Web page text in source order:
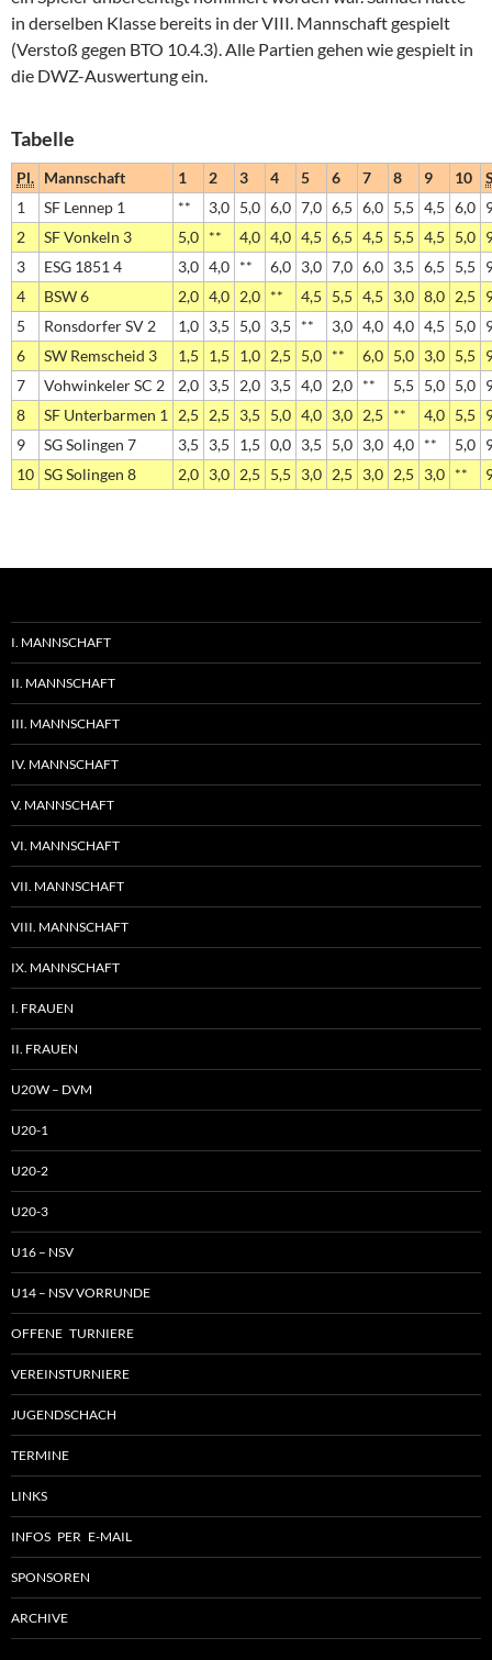
in derselben Klasse bereits in der VIII. Mannschaft gespielt
(Verstoß gegen BTO 10.4.3). Alle Partien gehen wie gespielt in
die DWZ-Auswertung ein.
Tabelle
Pl. Mannschaft 1 2 3 4 5 6 7 8 9 10
1
SF Lennep 1 ** 3,0 5,0 6,0 7,0 6,5 6,0 5,5 4,5 6,0
2
SF Vonkeln 3 5,0 ** 4,0 4,0 4,5 6,5 4,5 5,5 4,5 5,0
3
ESG 1851 4 3,0 4,0 ** 6,0 3,0 7,0 6,0 3,5 6,5 5,5
4
BSW 6 2,0 4,0 2,0 ** 4,5 5,5 4,5 3,0 8,0 2,5
5
Ronsdorfer SV 2 1,0 3,5 5,0 3,5 ** 3,0 4,0 4,0 4,5 5,0
6
SW Remscheid 3 1,5 1,5 1,0 2,5 5,0 ** 6,0 5,0 3,0 5,5
7
Vohwinkeler SC 2 2,0 3,5 2,0 3,5 4,0 2,0 ** 5,5 5,0 5,0
8
SF Unterbarmen 1 2,5 2,5 3,5 5,0 4,0 3,0 2,5 ** 4,0 5,5
9
SG Solingen 7 3,5 3,5 1,5 0,0 3,5 5,0 3,0 4,0 ** 5,0
10 SG Solingen 8 2,0 3,0 2,5 5,5 3,0 2,5 3,0 2,5 3,0 **
I. MANNSCHAFT
II. MANNSCHAFT
III. MANNSCHAFT
IV. MANNSCHAFT
V. MANNSCHAFT
VI. MANNSCHAFT
VII. MANNSCHAFT
VIII. MANNSCHAFT
IX. MANNSCHAFT
I. FRAUEN
II. FRAUEN
U20W – DVM
U20-1
U20-2
U20-3
U16 – NSV
U14 – NSV VORRUNDE
OFFENE TURNIERE
VEREINSTURNIERE
JUGENDSCHACH
TERMINE
LINKS
INFOS PER E-MAIL
SPONSOREN
ARCHIVE